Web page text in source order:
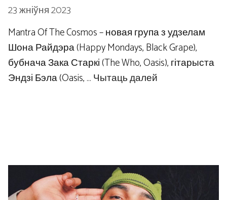
23 жніўня 2023
Mantra Of The Cosmos – новая група з удзелам
Шона Райдэра (Happy Mondays, Black Grape),
бубнача Зака ​​Старкі (The Who, Oasis), гітарыста
Эндзі Бэла (Oasis, …Чытаць далей